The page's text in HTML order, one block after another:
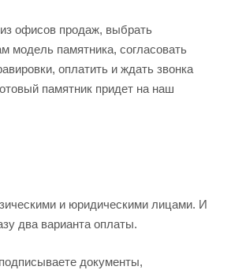
офисов продаж, выбрать
модель памятника, согласовать
оплатить и ждать звонка
памятник придет на наш
и юридическими лицами. И
два варианта оплаты.
документы,